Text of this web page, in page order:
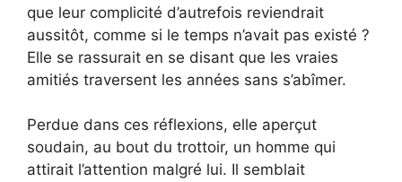
que leur complicité d’autrefois reviendrait
aussitôt, comme si le temps n’avait pas existé ?
Elle se rassurait en se disant que les vraies
amitiés traversent les années sans s’abîmer.
Perdue dans ces réflexions, elle aperçut
soudain, au bout du trottoir, un homme qui
attirait l’attention malgré lui. Il semblait